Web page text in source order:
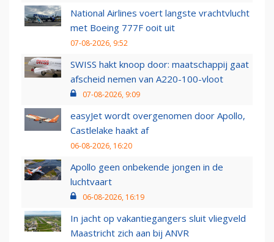
National Airlines voert langste vrachtvlucht
met Boeing 777F ooit uit
07-08-2026, 9:52
SWISS hakt knoop door: maatschappij gaat
afscheid nemen van A220-100-vloot
07-08-2026, 9:09
easyJet wordt overgenomen door Apollo,
Castlelake haakt af
06-08-2026, 16:20
Apollo geen onbekende jongen in de
luchtvaart
06-08-2026, 16:19
In jacht op vakantiegangers sluit vliegveld
Maastricht zich aan bij ANVR